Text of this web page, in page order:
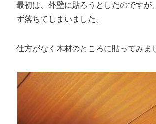
最初は、外壁に貼ろうとしたのです
ず落ちてしまいました。
仕方がなく木材のところに貼ってみま